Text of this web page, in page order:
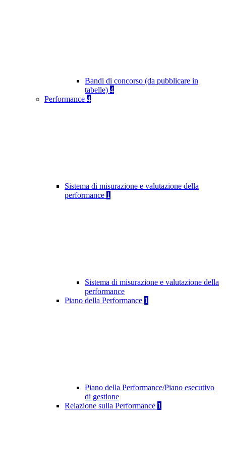
Bandi di concorso (da pubblicare in
tabelle) 4
Performance 4
Sistema di misurazione e valutazione della
performance 1
Sistema di misurazione e valutazione della
performance
Piano della Performance 1
Piano della Performance/Piano esecutivo
di gestione
Relazione sulla Performance 1